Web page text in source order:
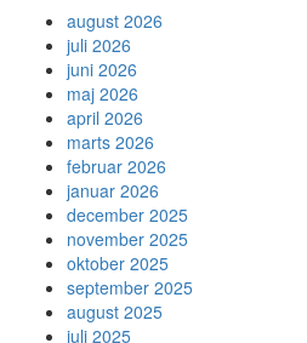
august 2026
juli 2026
juni 2026
maj 2026
april 2026
marts 2026
februar 2026
januar 2026
december 2025
november 2025
oktober 2025
september 2025
august 2025
juli 2025